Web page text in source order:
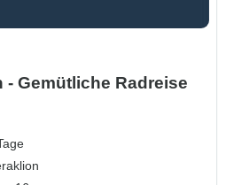
- Gemütliche Radreise